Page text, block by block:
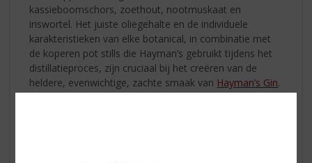
kassieboomschors, zoethout, nootmuskaat en
iriswortel. Het juiste oliegehalte en de individuele
karakteristieken van elke botanical, in combinatie met
de koperen pot stills die Hayman’s gebruikt tijdens het
distillatieproces, zijn cruciaal bij het creëren van de
heldere, evenwichtige, zachte smaak van Hayman’s Gin.